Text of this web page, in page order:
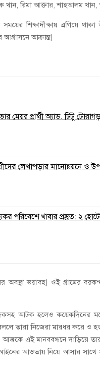
রিমা আক্তার, শাহআলম খান,
শিক্ষাদীক্ষায় এগিয়ে
আক্রান্ত|
মেয়র প্রার্থী অ্যাড. টিটু
লেখাপড়ার মানোন্নয়নে ও
পরিবেশে খাবার প্রস্তুত: ২
অবস্থা ভয়াবহ| ওই গ্রামের
আটক হলেও কয়েকদিনের
তারা নিজেরা মারধর করে ও
আজকে এই মানববন্ধনে দাড়িয়ে
আওতায় নিয়ে আসার সাথে